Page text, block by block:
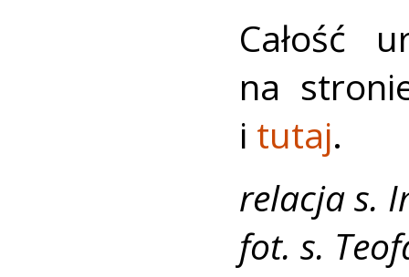
Całość
na
i tutaj.
relacja s.
fot. s.